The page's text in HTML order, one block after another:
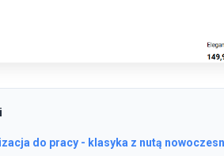
do pracy - klasyka z nutą